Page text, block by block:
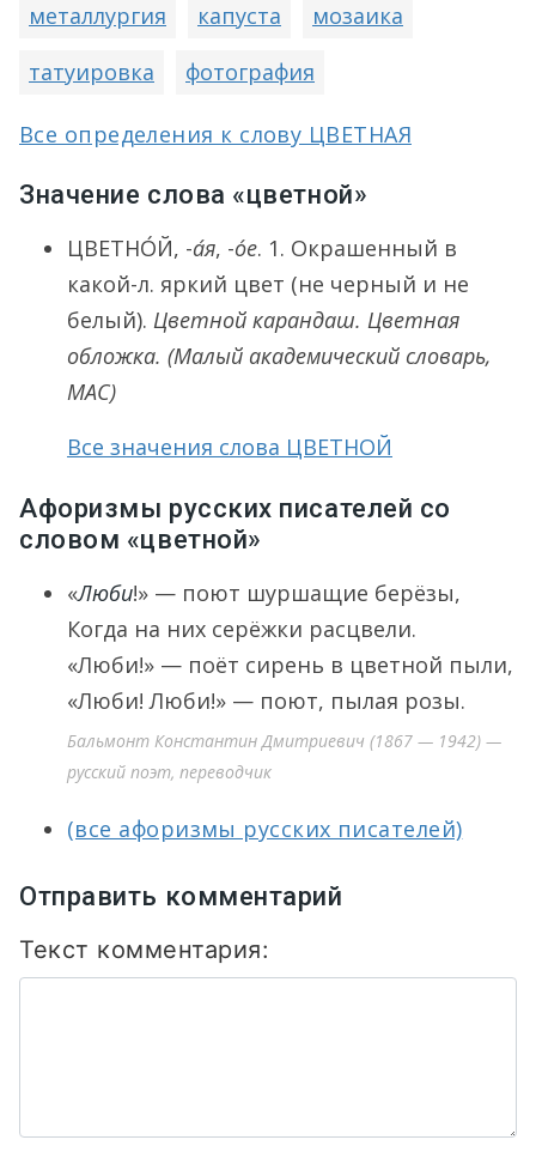
металлургия капуста
мозаика
татуировка
фотография
Все определения к слову ЦВЕТНАЯ
Значение слова «цветной»
ЦВЕТНО́Й, -а́я, -о́е. 1. Окрашенный в
какой-л. яркий цвет (не черный и не
белый). Цветной карандаш. Цветная
обложка. (Малый академический словарь,
МАС)
Все значения слова ЦВЕТНОЙ
Афоризмы русских писателей со
словом «цветной»
«Люби!» — поют шуршащие берёзы,
Когда на них серёжки расцвели.
«Люби!» — поёт сирень в цветной пыли,
«Люби! Люби!» — поют, пылая розы.
Бальмонт Константин Дмитриевич (1867 — 1942) —
русский поэт, переводчик
(все афоризмы русских писателей)
Отправить комментарий
Текст комментария: